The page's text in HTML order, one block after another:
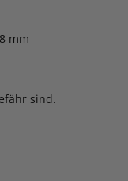
mm
sind.